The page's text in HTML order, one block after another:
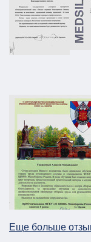
01.03.2026
ПЛДЧС
Паспорт
НПП в г.
АТЗ
26.12.2025
Еще больше